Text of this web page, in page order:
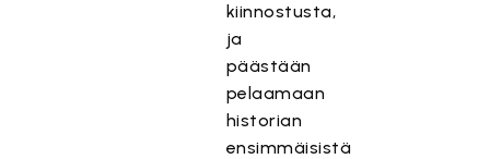
kiinnostusta,
ja
päästään
pelaamaan
historian
ensimmäisistä